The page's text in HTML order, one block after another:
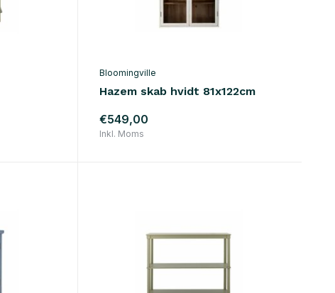
Bloomingville
Hazem skab hvidt 81x122cm
€549,00
Inkl. Moms